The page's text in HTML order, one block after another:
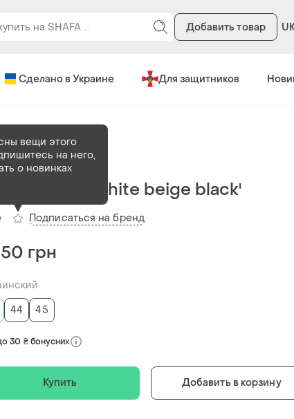
Добавить товар
Сделано в Украине Для защитников
9 шт
p-6000 'white beige black'
вещи этого
на него,
о новинках
Подписаться на бренд
грн
44 45
30 ₴ бонусних
Купить Добавить в корзину